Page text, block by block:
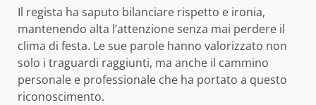
Il regista ha saputo bilanciare rispetto e ironia,
mantenendo alta l’attenzione senza mai perdere il
clima di festa. Le sue parole hanno valorizzato non
solo i traguardi raggiunti, ma anche il cammino
personale e professionale che ha portato a questo
riconoscimento.